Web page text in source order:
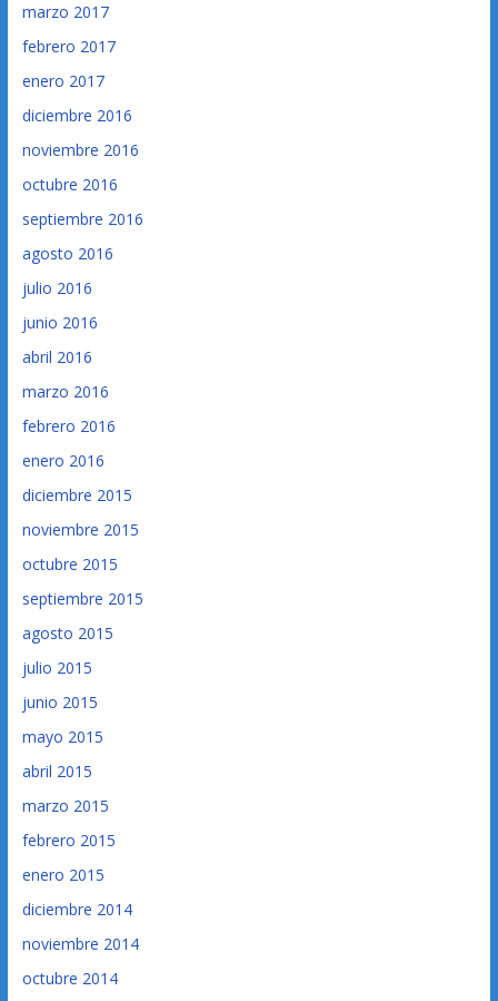
marzo 2017
febrero 2017
enero 2017
diciembre 2016
noviembre 2016
octubre 2016
septiembre 2016
agosto 2016
julio 2016
junio 2016
abril 2016
marzo 2016
febrero 2016
enero 2016
diciembre 2015
noviembre 2015
octubre 2015
septiembre 2015
agosto 2015
julio 2015
junio 2015
mayo 2015
abril 2015
marzo 2015
febrero 2015
enero 2015
diciembre 2014
noviembre 2014
octubre 2014